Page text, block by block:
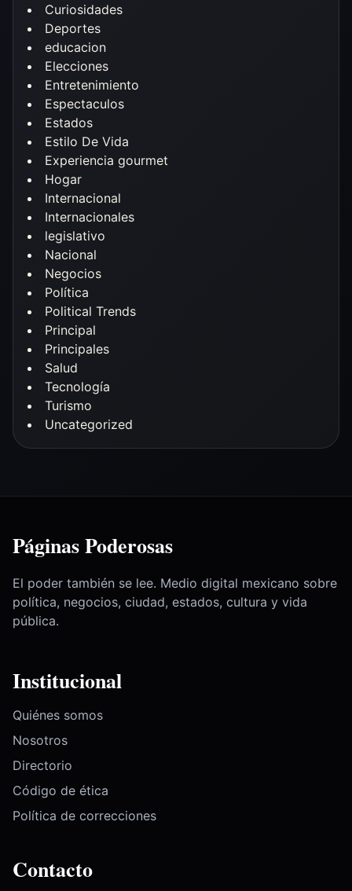
Curiosidades
Deportes
educacion
Elecciones
Entretenimiento
Espectaculos
Estados
Estilo De Vida
Experiencia gourmet
Hogar
Internacional
Internacionales
legislativo
Nacional
Negocios
Política
Political Trends
Principal
Principales
Salud
Tecnología
Turismo
Uncategorized
Páginas Poderosas
El poder también se lee. Medio digital mexicano sobre
política, negocios, ciudad, estados, cultura y vida
pública.
Institucional
Quiénes somos
Nosotros
Directorio
Código de ética
Política de correcciones
Contacto